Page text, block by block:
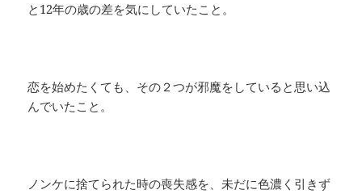
と12年の歳の差を気にしていたこと。
恋を始めたくても、その２つが邪魔をしていると思い込
んでいたこと。
ノンケに捨てられた時の喪失感を、未だに色濃く引きず